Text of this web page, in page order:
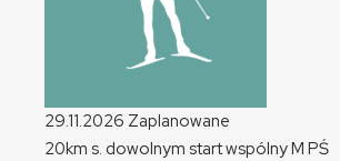
29.11.2026 Zaplanowane
20km s. dowolnym start wspólnyM PŚ